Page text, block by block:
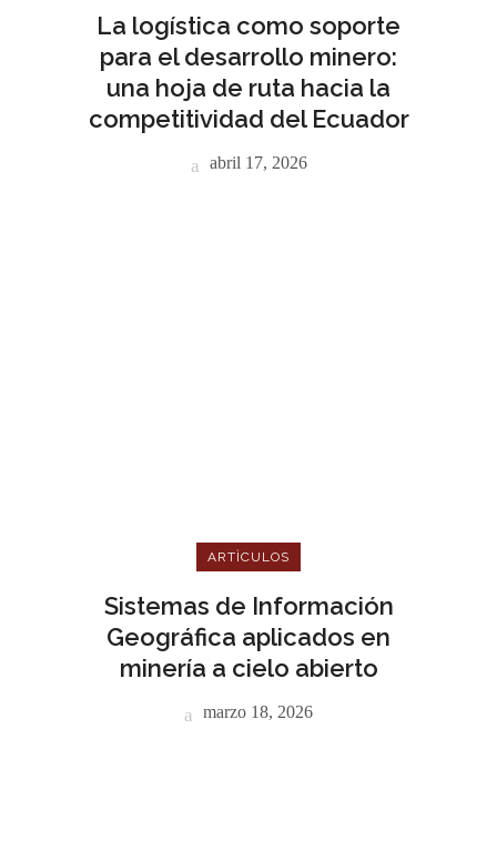
La logística como soporte
para el desarrollo minero:
una hoja de ruta hacia la
competitividad del Ecuador
abril 17, 2026
ARTÌCULOS
Sistemas de Información
Geográfica aplicados en
minería a cielo abierto
marzo 18, 2026